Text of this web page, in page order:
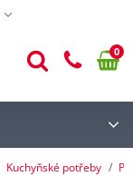
0
Kuchyňské potřeby